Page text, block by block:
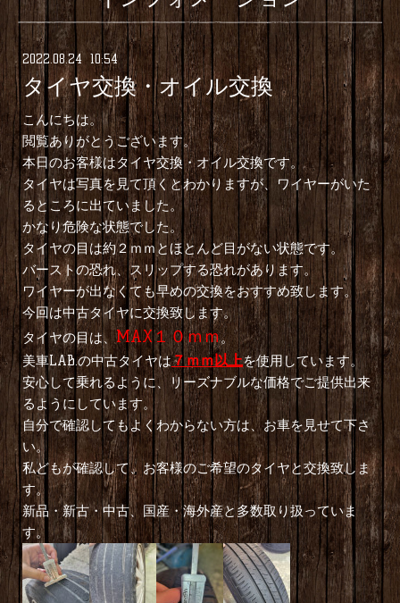
2022.08.24 10:54
タイヤ交換・オイル交換
こんにちは。
閲覧ありがとうございます。
本日のお客様はタイヤ交換・オイル交換です。
タイヤは写真を見て頂くとわかりますが、ワイヤーがいた
るところに出ていました。
かなり危険な状態でした。
タイヤの目は約２ｍｍとほとんど目がない状態です。
バーストの恐れ、スリップする恐れがあります。
ワイヤーが出なくても早めの交換をおすすめ致します。
今回は中古タイヤに交換致します。
タイヤの目は、MAX１０ｍｍ。
美車LAB.の中古タイヤは７ｍｍ以上を使用しています。
安心して乗れるように、リーズナブルな価格でご提供出来
るようにしています。
自分で確認してもよくわからない方は、お車を見せて下さ
い。
私どもが確認して、お客様のご希望のタイヤと交換致しま
す。
新品・新古・中古、国産・海外産と多数取り扱っていま
す。